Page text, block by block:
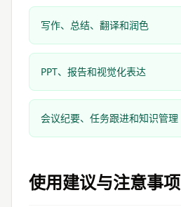
写作、总结、翻译和润色
PPT、报告和视觉化表达
会议纪要、任务跟进和知识管理
使用建议与注意事项